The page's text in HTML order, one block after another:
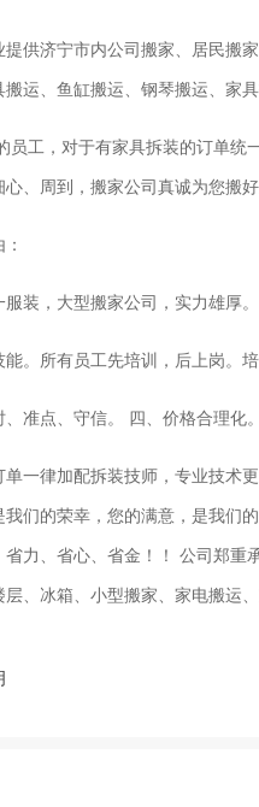
供济宁市内公司搬家、居民搬
运、鱼缸搬运、钢琴搬运、家
员工，对于有家具拆装的订单
、周到，搬家公司真诚为您搬好
装，大型搬家公司，实力雄厚。
能。所有员工先培训，后上岗。
准点、守信。 四、价格合理化
单一律加配拆装技师，专业技术
我们的荣幸，您的满意，是我们
省力、省心、省金！！ 公司郑重
、冰箱、小型搬家、家电搬运